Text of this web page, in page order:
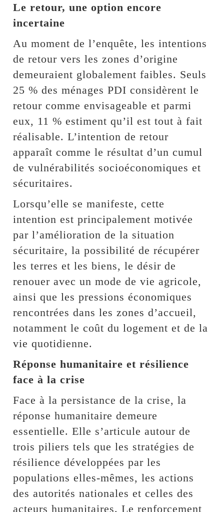
Le retour, une option encore
incertaine
Au moment de l’enquête, les intentions
de retour vers les zones d’origine
demeuraient globalement faibles. Seuls
25 % des ménages PDI considèrent le
retour comme envisageable et parmi
eux, 11 % estiment qu’il est tout à fait
réalisable. L’intention de retour
apparaît comme le résultat d’un cumul
de vulnérabilités socioéconomiques et
sécuritaires.
Lorsqu’elle se manifeste, cette
intention est principalement motivée
par l’amélioration de la situation
sécuritaire, la possibilité de récupérer
les terres et les biens, le désir de
renouer avec un mode de vie agricole,
ainsi que les pressions économiques
rencontrées dans les zones d’accueil,
notamment le coût du logement et de la
vie quotidienne.
Réponse humanitaire et résilience
face à la crise
Face à la persistance de la crise, la
réponse humanitaire demeure
essentielle. Elle s’articule autour de
trois piliers tels que les stratégies de
résilience développées par les
populations elles-mêmes, les actions
des autorités nationales et celles des
acteurs humanitaires. Le renforcement